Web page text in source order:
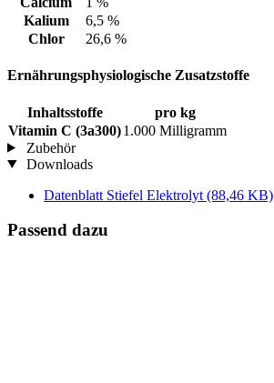
Kalium
6,5 %
Chlor
26,6 %
Ernährungsphysiologische Zusatzstoffe
Inhaltsstoffe
pro kg
Vitamin C (3a300)1.000 Milligramm
Zubehör
Downloads
Datenblatt Stiefel Elektrolyt (88,46 KB)
Passend dazu